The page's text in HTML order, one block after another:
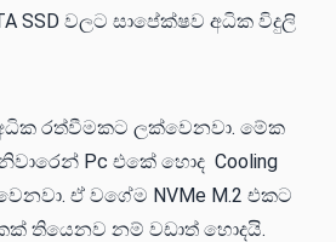
SSD වලට සාපේක්ෂව අධික විදුලි
රත්වීමකට ලක්වෙනවා. මේක
Pc එකේ හොද Cooling
ඒ වගේම NVMe M.2 එකට
තියෙනව නම් වඩාත් හොදයි.